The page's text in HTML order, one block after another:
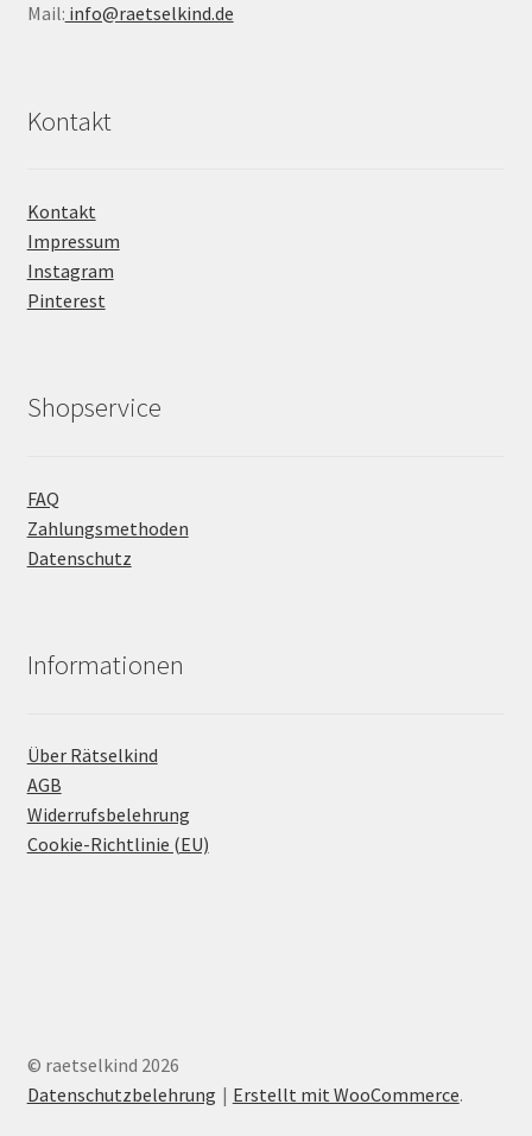
Mail: info@raetselkind.de
Kontakt
Kontakt
Impressum
Instagram
Pinterest
Shopservice
FAQ
Zahlungsmethoden
Datenschutz
Informationen
Über Rätselkind
AGB
Widerrufsbelehrung
Cookie-Richtlinie (EU)
© raetselkind 2026
Datenschutzbelehrung
Erstellt mit WooCommerce.